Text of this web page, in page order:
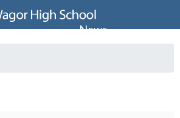
Jump to navigation
News